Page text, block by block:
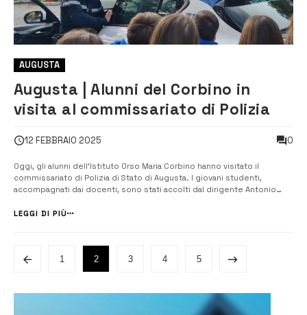
AUGUSTA
Augusta | Alunni del Corbino in
visita al commissariato di Polizia
12 FEBBRAIO 2025 0
Oggi, gli alunni dell’Istituto Orso Maria Corbino hanno visitato il
commissariato di Polizia di Stato di Augusta. I giovani studenti,
accompagnati dai docenti, sono stati accolti dal dirigente Antonio
vivere agli studenti un giorno sulla “scena del crimine”. Un momento
LEGGI DI PIÙ
1 2 3 4 5